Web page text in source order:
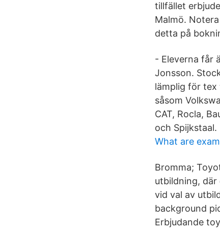
tillfället
Malmö.
detta på
- Eleverna får
Jonsson.
lämplig för
såsom
CAT, Rocla,
och Spijkstaal.
What are
Bromma;
utbildning, där
vid val av
background
Erbjudande